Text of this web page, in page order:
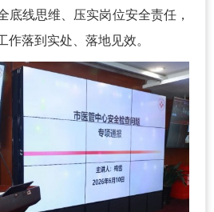
底线思维、压实岗位安全责任，
作落到实处、落地见效。